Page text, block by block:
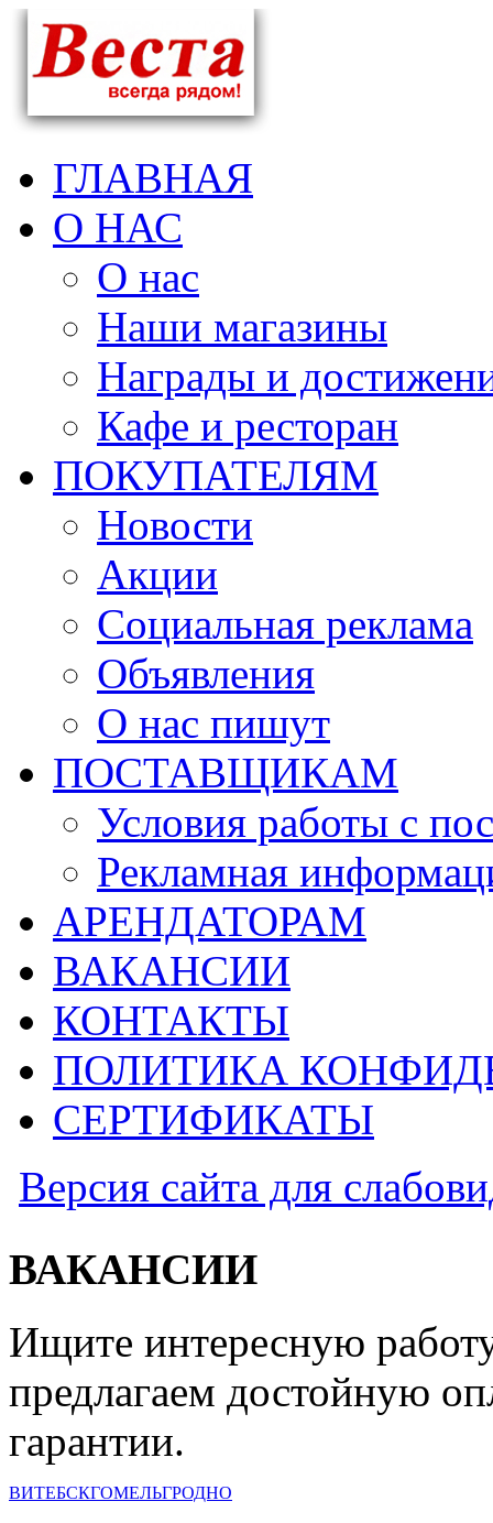
ГЛАВНАЯ
О НАС
О нас
Наши магазины
Награды и
Кафе и ресторан
ПОКУПАТЕЛЯМ
Новости
Акции
Социальная реклама
Объявления
О нас пишут
ПОСТАВЩИКАМ
Условия работы с
Рекламная
АРЕНДАТОРАМ
ВАКАНСИИ
КОНТАКТЫ
ПОЛИТИКА
СЕРТИФИКАТЫ
Версия сайта для
ВАКАНСИИ
Ищите интересную
предлагаем достойную
гарантии.
ВИТЕБСКГОМЕЛЬГРОДНО